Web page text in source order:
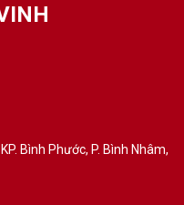
Bình Phước, P. Bình Nhâm,